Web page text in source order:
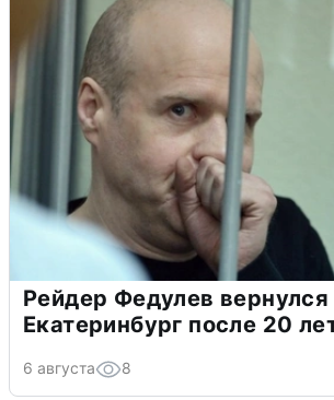
Рейдер Федулев вернулся
Екатеринбург после 20
6 августа 8